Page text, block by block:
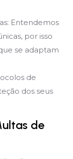
Entendemos
por isso
se adaptam
de
dos seus
de